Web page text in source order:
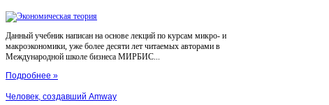
Данный учебник написан на основе лекций по курсам микро- и
макроэкономики, уже более десяти лет читаемых авторами в
Международной школе бизнеса МИРБИС...
Подробнее »
Человек, создавший Amway